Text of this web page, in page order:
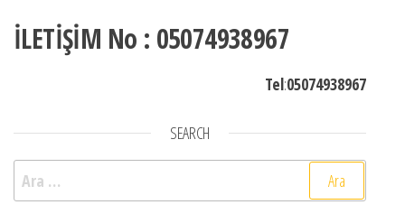
İLETİŞİM No : 05074938967
Tel:05074938967
SEARCH
Arama: